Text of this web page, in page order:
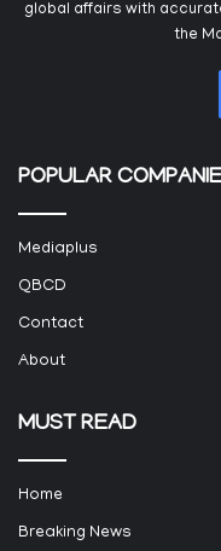
global affairs with
the
POPULAR
Mediaplus
QBCD
Contact
About
MUST READ
Home
Breaking News